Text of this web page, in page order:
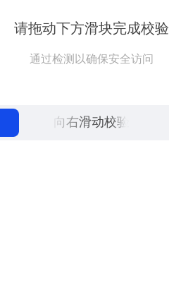
请拖动下方滑块完成校验
通过检测以确保安全访问